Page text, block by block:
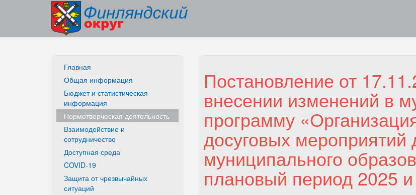
Главная
Общая информация
Бюджет и статистическая
информация
Нормотворческая деятельность
Взаимодействие и
сотрудничество
Доступная среда
COVID-19
Защита от чрезвычайных
ситуаций
Постановление от
внесении изменений в
программу
досуговых мероприятий
муниципального
плановый период 2025